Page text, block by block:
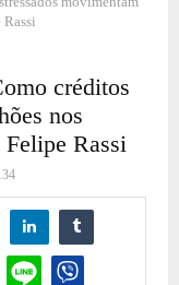
créditos
nos
Felipe Rassi